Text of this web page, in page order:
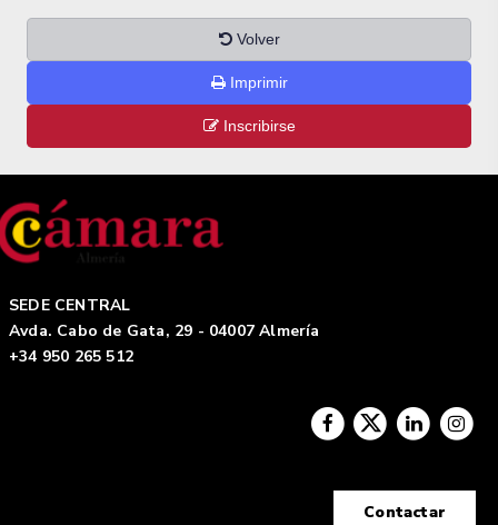
Volver
Imprimir
Inscribirse
SEDE CENTRAL
Avda. Cabo de Gata, 29 - 04007 Almería
+34 950 265 512
Contactar